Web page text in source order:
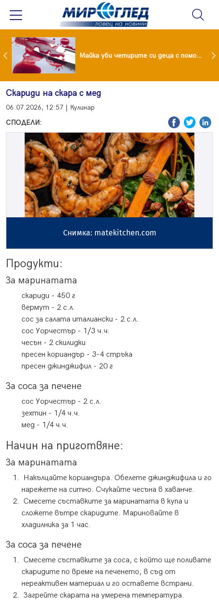
Проф.Кантарджиев: Пазете се от комарите и полово предаваните инфекции Майка уби четирите си деца с помощта на баба им, след което се самоуби
Скариди на скара с мед
06.07.2026, 12:57 | Кулинар
СПОДЕЛИ:
Снимка: matekitchen.com
Продукти:
За маринатата
скариди - 450 г
вермут - 2 с.л.
сос за салата италиански - 2 с.л.
сос Уорчестър - 1/3 ч.ч.
чесън - 2 скилидки
пресен кориандър - 3-4 стръка
пресен джинджифил - 20 г
За соса за печене
сос Уорчестър - 2 с.л.
зехтин - 1/4 ч.ч.
мед - 1/4 ч.ч.
Начин на приготвяне:
За маринатата
Накълцайте кориандъра. Обелете джинджифила и го
нарежете на ситно. Счукайте чесъна в хаванче.
Смесете съставките за маринатата в купа и
сложете вътре скаридите. Мариновайте в
хладилника за 1 час.
За соса за печене
Смесете съставките за соса, с който ще поливате
скаридите по време на печенето, в съд от
нереактивен материал и го оставете встрани.
Загрейте скарата на умерена температура.